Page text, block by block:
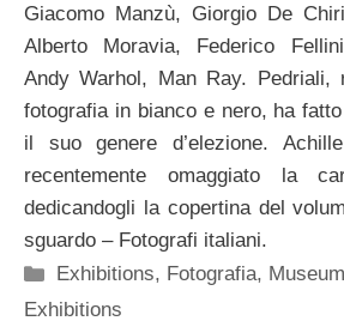
Giacomo Manzù, Giorgio De
Alberto Moravia, Federico
Andy Warhol, Man Ray. Pedriali,
fotografia in bianco e nero, ha
il suo genere d’elezione.
recentemente omaggiato la
dedicandogli la copertina del
sguardo – Fotografi italiani.
Categorie
Exhibitions, Fotografia,
Exhibitions